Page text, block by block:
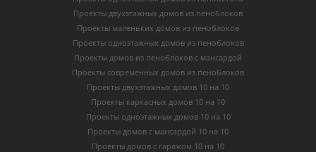
Проекты двухэтажных домов из пеноблоков
Проекты маленьких домов из пеноблоков
Проекты одноэтажных домов из пеноблоков
Проекты домов из пеноблоков с мансардой
Проекты современных домов из пеноблоков
Проекты двухэтажных домов 10 на 10
Проекты каркасных домов 10 на 10
Проекты одноэтажных домов 10 на 10
Проекты домов с мансардой 10 на 10
Проекты домов с гаражом 10 на 10